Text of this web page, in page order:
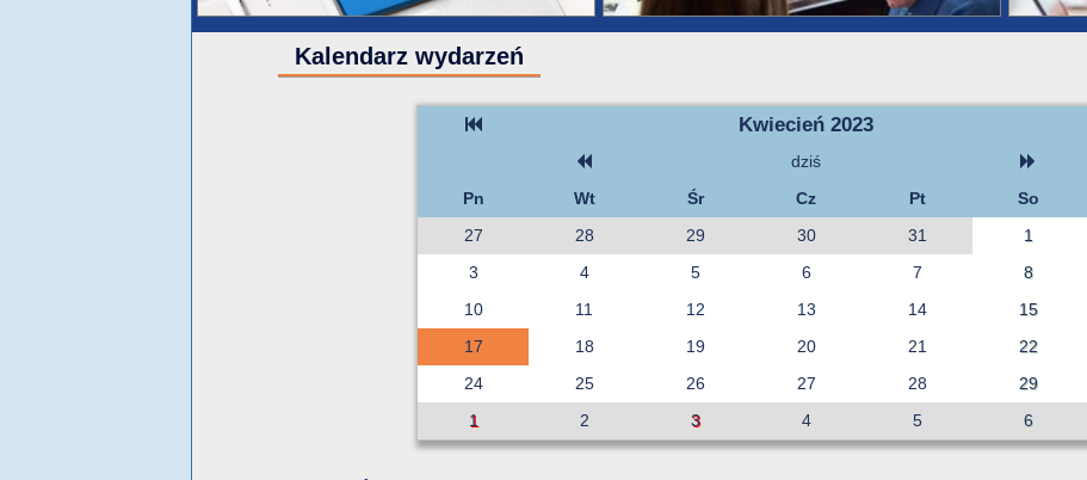
Kalendarz wydarzeń
Kwiecień 2023
dziś
Pn
Wt Śr Cz Pt So
27
28 29 30 31 1
3
4 5 6 7 8
10
11 12 13 14 15
17
18 19 20 21 22
24
25 26 27 28 29
1
2 3 4 5 6